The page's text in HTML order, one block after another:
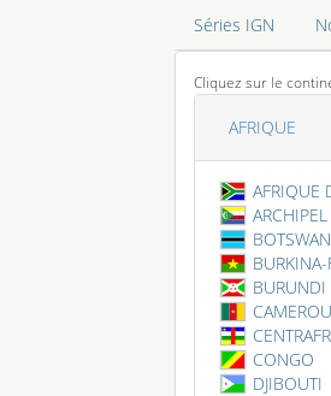
Séries IGN
Cliquez sur le
AFRIQUE
AFRIQUE
BURKINA-
BURUNDI
CONGO
DJIBOUTI